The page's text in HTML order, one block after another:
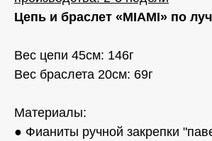
Цепь и браслет «MIAMI» по
Вес цепи 45см: 146г
Вес браслета 20см: 69г
Материалы:
● Фианиты ручной закрепки